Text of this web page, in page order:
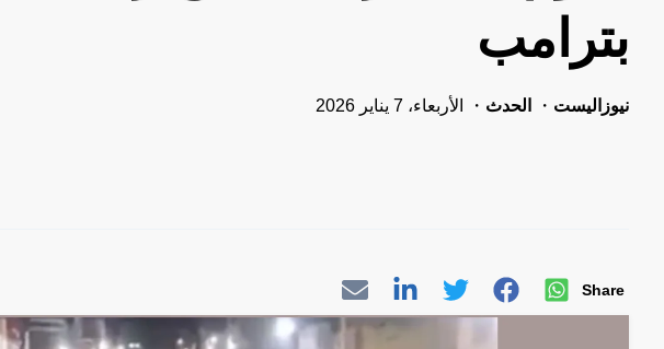
بترامب
نيوزاليست الحدث الأربعاء، 7 يناير 2026
Share